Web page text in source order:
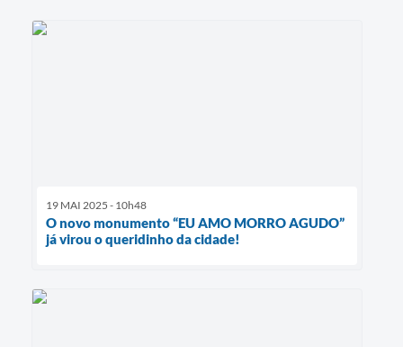
19 MAI 2025 - 10h48
O novo monumento “EU AMO MORRO AGUDO”
já virou o queridinho da cidade!